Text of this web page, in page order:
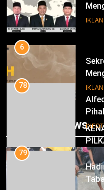
IKLAN
6
IKLAN
IKLAN
Trending News
2024